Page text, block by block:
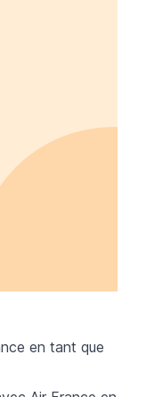
en tant que